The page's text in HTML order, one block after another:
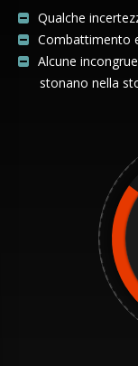
Qualche
Combattimento
Alcune
stonano nella